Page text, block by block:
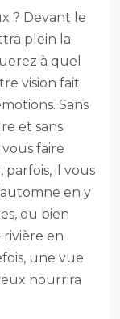
? Devant le
plein la
à quel
vision fait
Sans
et sans
faire
parfois, il vous
en y
ou bien
rivière en
une vue
nourrira